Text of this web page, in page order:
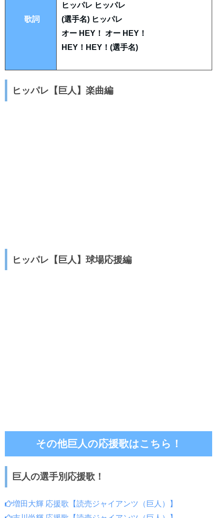
歌詞
ヒッパレ ヒッパレ
(選手名) ヒッパレ
オー HEY！ オー HEY！
HEY！HEY！(選手名)
ヒッパレ【巨人】楽曲編
ヒッパレ【巨人】球場応援編
その他巨人の応援歌はこちら！
巨人の選手別応援歌！
増田大輝 応援歌【読売ジャイアンツ（巨人）】